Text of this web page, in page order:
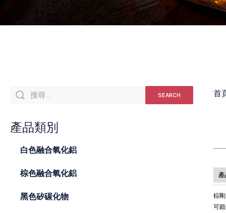
SEARCH
產品類別
白色融合氧化鋁
棕色融合氧化鋁
黑色矽碳化物
首
產
棕
可